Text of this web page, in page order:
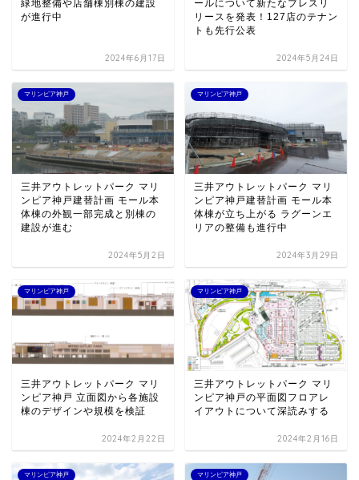
緑地整備や店舗棟別棟の建設
が進行中
2024年6月17日
ールについて新たなプレスリ
リースを発表！127店のテナン
トも先行公表
2024年5月24日
マリンピア神戸
三井アウトレットパーク マリ
ンピア神戸建替計画 モール本
体棟の外観一部完成と別棟の
建設が進む
2024年5月2日
マリンピア神戸
三井アウトレットパーク マリ
ンピア神戸建替計画 モール本
体棟が立ち上がる ラグーンエ
リアの整備も進行中
2024年3月29日
マリンピア神戸
三井アウトレットパーク マリ
ンピア神戸 立面図から各施設
棟のデザインや規模を検証
2024年2月22日
マリンピア神戸
三井アウトレットパーク マリ
ンピア神戸の平面図フロアレ
イアウトについて深読みする
2024年2月16日
マリンピア神戸 マリンピア神戸